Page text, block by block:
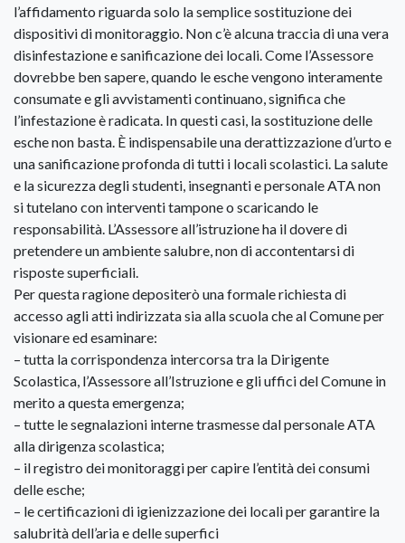
l’affidamento riguarda solo la semplice sostituzione dei
dispositivi di monitoraggio. Non c’è alcuna traccia di una vera
disinfestazione e sanificazione dei locali. Come l’Assessore
dovrebbe ben sapere, quando le esche vengono interamente
consumate e gli avvistamenti continuano, significa che
l’infestazione è radicata. In questi casi, la sostituzione delle
esche non basta. È indispensabile una derattizzazione d’urto e
una sanificazione profonda di tutti i locali scolastici. La salute
e la sicurezza degli studenti, insegnanti e personale ATA non
si tutelano con interventi tampone o scaricando le
responsabilità. L’Assessore all’istruzione ha il dovere di
pretendere un ambiente salubre, non di accontentarsi di
risposte superficiali.
Per questa ragione depositerò una formale richiesta di
accesso agli atti indirizzata sia alla scuola che al Comune per
visionare ed esaminare:
– tutta la corrispondenza intercorsa tra la Dirigente
Scolastica, l’Assessore all’Istruzione e gli uffici del Comune in
merito a questa emergenza;
– tutte le segnalazioni interne trasmesse dal personale ATA
alla dirigenza scolastica;
– il registro dei monitoraggi per capire l’entità dei consumi
delle esche;
– le certificazioni di igienizzazione dei locali per garantire la
salubrità dell’aria e delle superfici